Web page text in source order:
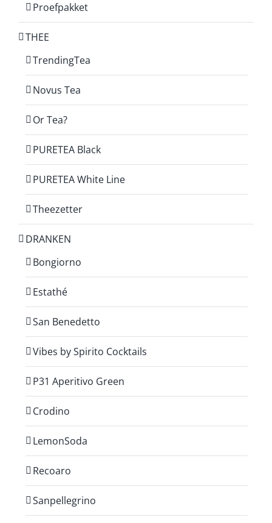
Proefpakket
THEE
TrendingTea
Novus Tea
Or Tea?
PURETEA Black
PURETEA White Line
Theezetter
DRANKEN
Bongiorno
Estathé
San Benedetto
Vibes by Spirito Cocktails
P31 Aperitivo Green
Crodino
LemonSoda
Recoaro
Sanpellegrino